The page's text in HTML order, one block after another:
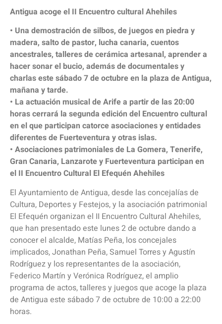
Antigua acoge el II Encuentro cultural Ahehiles
• Una demostración de silbos, de juegos en piedra y
madera, salto de pastor, lucha canaria, cuentos
ancestrales, talleres de cerámica artesanal, aprender a
hacer sonar el bucio, además de documentales y
charlas este sábado 7 de octubre en la plaza de Antigua,
mañana y tarde.
• La actuación musical de Arife a partir de las 20:00
horas cerrará la segunda edición del Encuentro cultural
en el que participan catorce asociaciones y entidades
diferentes de Fuerteventura y otras islas.
• Asociaciones patrimoniales de La Gomera, Tenerife,
Gran Canaria, Lanzarote y Fuerteventura participan en
el II Encuentro Cultural El Efequén Ahehiles
El Ayuntamiento de Antigua, desde las concejalías de
Cultura, Deportes y Festejos, y la asociación patrimonial
El Efequén organizan el II Encuentro Cultural Ahehiles,
que han presentado este lunes 2 de octubre dando a
conocer el alcalde, Matías Peña, los concejales
implicados, Jonathan Peña, Samuel Torres y Agustín
Rodríguez y los representantes de la asociación,
Federico Martín y Verónica Rodríguez, el amplio
programa de actos, talleres y juegos que acoge la plaza
de Antigua este sábado 7 de octubre de 10:00 a 22:00
horas.